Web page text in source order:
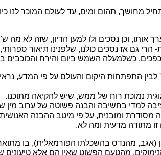
מחושך, תהום ומים, עד לעולם המוכר לנו
אותו, וכן נסכים ולו למען הדיון, שזה לא
הרי גם אז נסכים כולנו, שלפנינו תיאור
כשלמעלה השמש ביום והירח והכוכבים
התפתחות היקום והעולם על פי המדע,
למדי בחשיבה והבנה פשוטה של ערוב מין
מסודרת ומובנית, על פי מיטב ההבנה
מתודה מדעית ומה לא.
מהנדס בהשכלתו הפורמאלית), בו
מהטעם הפשוט שאין הם אלא טיעונים